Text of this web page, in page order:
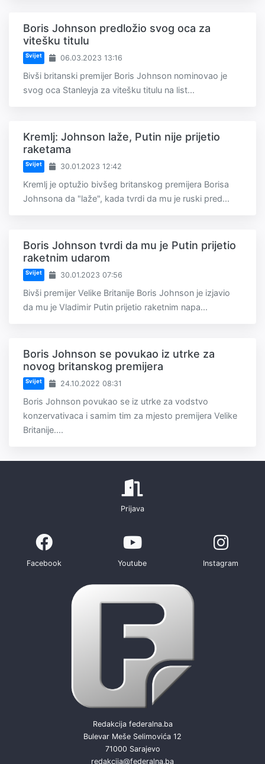
Boris Johnson predložio svog oca za
vitešku titulu
Svijet 06.03.2023 13:16
Bivši britanski premijer Boris Johnson nominovao je
svog oca Stanleyja za vitešku titulu na list...
Kremlj: Johnson laže, Putin nije prijetio
raketama
Svijet 30.01.2023 12:42
Kremlj je optužio bivšeg britanskog premijera Borisa
Johnsona da "laže", kada tvrdi da mu je ruski pred...
Boris Johnson tvrdi da mu je Putin prijetio
raketnim udarom
Svijet 30.01.2023 07:56
Bivši premijer Velike Britanije Boris Johnson je izjavio
da mu je Vladimir Putin prijetio raketnim napa...
Boris Johnson se povukao iz utrke za
novog britanskog premijera
Svijet 24.10.2022 08:31
Boris Johnson povukao se iz utrke za vodstvo
konzervativaca i samim tim za mjesto premijera Velike
Britanije....
Prijava
Facebook Youtube Instagram
Redakcija federalna.ba
Bulevar Meše Selimovića 12
71000 Sarajevo
redakcija@federalna.ba